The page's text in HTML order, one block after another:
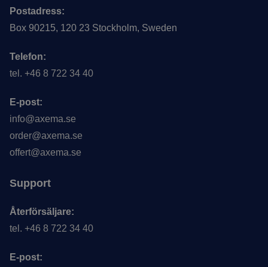
Postadress:
Box 90215, 120 23 Stockholm, Sweden
Telefon:
tel. +46 8 722 34 40
E-post:
info@axema.se
order@axema.se
offert@axema.se
Support
Återförsäljare:
tel. +46 8 722 34 40
E-post: